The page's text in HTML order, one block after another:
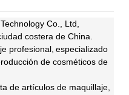
Co., Ltd,
costera de China.
profesional, especializado
de cosméticos de
de artículos de maquillaje,